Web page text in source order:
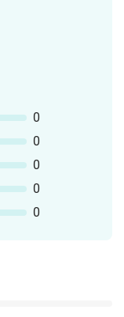
0
0
0
0
0